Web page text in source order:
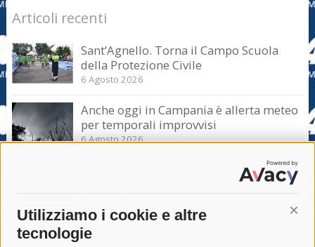
Utilizziamo i cookie e altre
tecnologie
Articoli recenti
Sant’Agnello. Torna il Campo Scuola
della Protezione Civile
6 Agosto 2026
Anche oggi in Campania è allerta meteo
per temporali improvvisi
6 Agosto 2026
Domani e sabato interrotta la linea Eav